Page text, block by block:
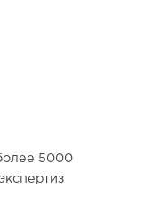
5000